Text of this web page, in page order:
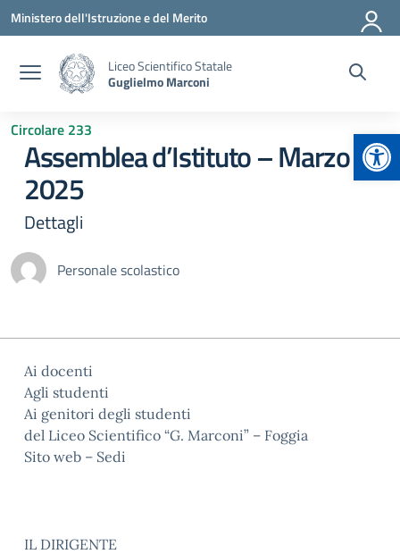
Vai ai contenuti
Vai al menu di navigazione
Vai al footer
Ministero dell'Istruzione e del Merito
Liceo Scientifico Statale
Guglielmo Marconi
Circolare 233
Assemblea d’Istituto – Marzo
2025
Dettagli
Personale scolastico
Ai docenti
Agli studenti
Ai genitori degli studenti
del Liceo Scientifico “G. Marconi” – Foggia
Sito web – Sedi
IL DIRIGENTE